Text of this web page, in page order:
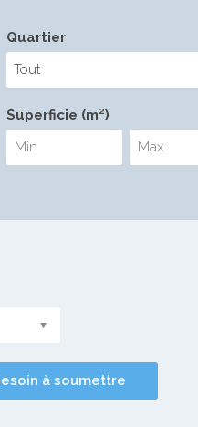
Quartier
Tout
Superficie (m²)
à soumettre